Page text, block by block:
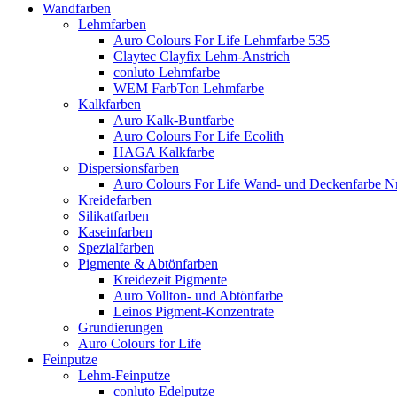
Wandfarben
Lehmfarben
Auro Colours For Life Lehmfarbe 535
Claytec Clayfix Lehm-Anstrich
conluto Lehmfarbe
WEM FarbTon Lehmfarbe
Kalkfarben
Auro Kalk-Buntfarbe
Auro Colours For Life Ecolith
HAGA Kalkfarbe
Dispersionsfarben
Auro Colours For Life Wand- und Deckenfarbe
Kreidefarben
Silikatfarben
Kaseinfarben
Spezialfarben
Pigmente & Abtönfarben
Kreidezeit Pigmente
Auro Vollton- und Abtönfarbe
Leinos Pigment-Konzentrate
Grundierungen
Auro Colours for Life
Feinputze
Lehm-Feinputze
conluto Edelputze